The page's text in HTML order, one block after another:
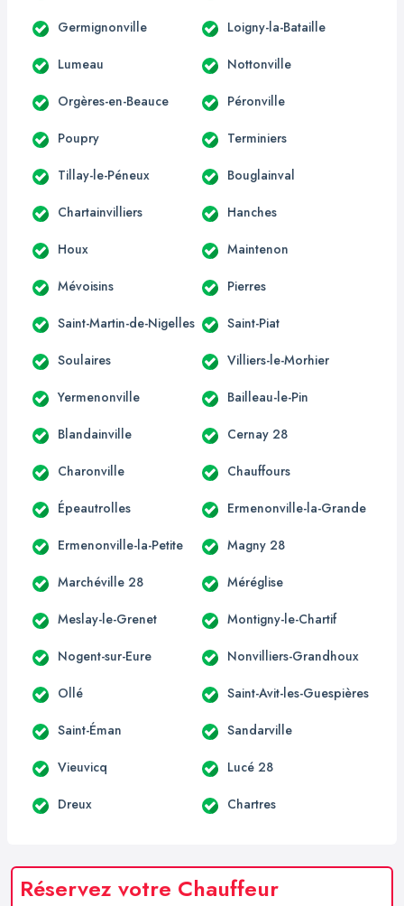
Germignonville Loigny-la-Bataille
Lumeau Nottonville
Orgères-en-Beauce Péronville
Poupry Terminiers
Tillay-le-Péneux Bouglainval
Chartainvilliers Hanches
Houx Maintenon
Mévoisins Pierres
Saint-Martin-de-Nigelles Saint-Piat
Soulaires Villiers-le-Morhier
Yermenonville Bailleau-le-Pin
Blandainville Cernay 28
Charonville Chauffours
Épeautrolles Ermenonville-la-Grande
Ermenonville-la-Petite Magny 28
Marchéville 28 Méréglise
Meslay-le-Grenet Montigny-le-Chartif
Nogent-sur-Eure Nonvilliers-Grandhoux
Ollé Saint-Avit-les-Guespières
Saint-Éman Sandarville
Vieuvicq Lucé 28
Dreux Chartres
Réservez votre Chauffeur